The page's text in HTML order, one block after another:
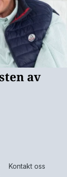
Kontakt oss